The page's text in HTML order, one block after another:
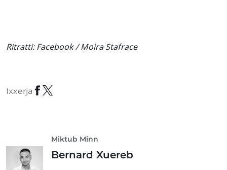
Ritratti: Facebook / Moira Stafrace
Ixxerja
Miktub Minn
Bernard Xuereb